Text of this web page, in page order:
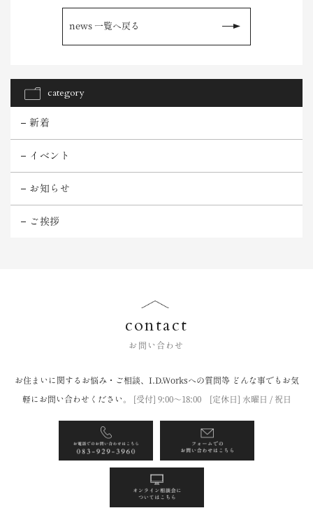
news 一覧へ戻る
category
新着
イベント
お知らせ
ご挨拶
contact
お問い合わせ
お住まいに関するお悩み・ご相談、I.D.Worksへの質問等 どんな事でもお気
軽にお問い合わせください。 [受付] 9:00〜18:00 [定休日] 水曜日 / 祝日